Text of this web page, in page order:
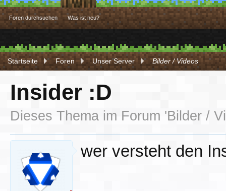
Startseite Foren Unser Server Bilder / Videos
Insider :D
Dieses Thema im Forum 'Bilder /
wer versteht den
Foren durchsuchen Was ist neu?